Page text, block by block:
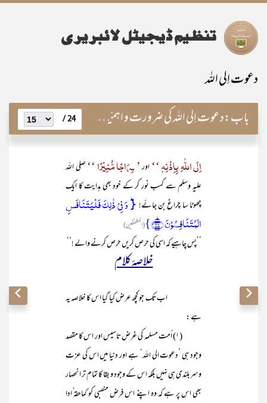
دعوت اِلی اللہ
باب:دعوت اِلی اللہ کی ضرورت و اہمیّت اور اس کے اصول و مبادی 24 /
اِلَی اللّٰہِ بِاِذۡنِہٖ ‘‘اور’ سِرَاجًا مُّنِیۡرًا ‘‘صلی اللہ
علیہ وسلم سے کسب نور کر کے خود بھی ہدایت کا ایک
چھوٹا سا چراغ بن جائے!{ؕ وَ فِیۡ ذٰلِکَ فَلۡیَتَنَافَسِ
الۡمُتَنَافِسُوۡنَ ﴿ؕ۲۶﴾}
(المطففّین)
’’پس چاہیے کہ اسی کی حرص کریں حرص کرنے والے !‘‘
خلاصۂ کلام
اب تک جو کچھ عرض کیا گیا اس کا خلاصہ یہ
ہے :
(۱) اُمت مسلمہ کی غرضِ تاسیس اور اس کا مقصد
وجود ہی ’دعوت الی اللہ‘ ہے اور دنیا میں اس کی عزت
وسربلندی ہی نہیں بلکہ اس کے وجود و بقا کا تمام تر انحصار
بھی اس پر ہے کہ وہ اپنے اس فرض منصبی کو کماحقہ ٗادا